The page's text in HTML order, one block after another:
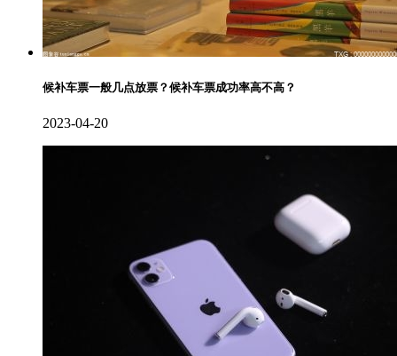
候补车票一般几点放票？候补车票成功率高不高？
2023-04-20